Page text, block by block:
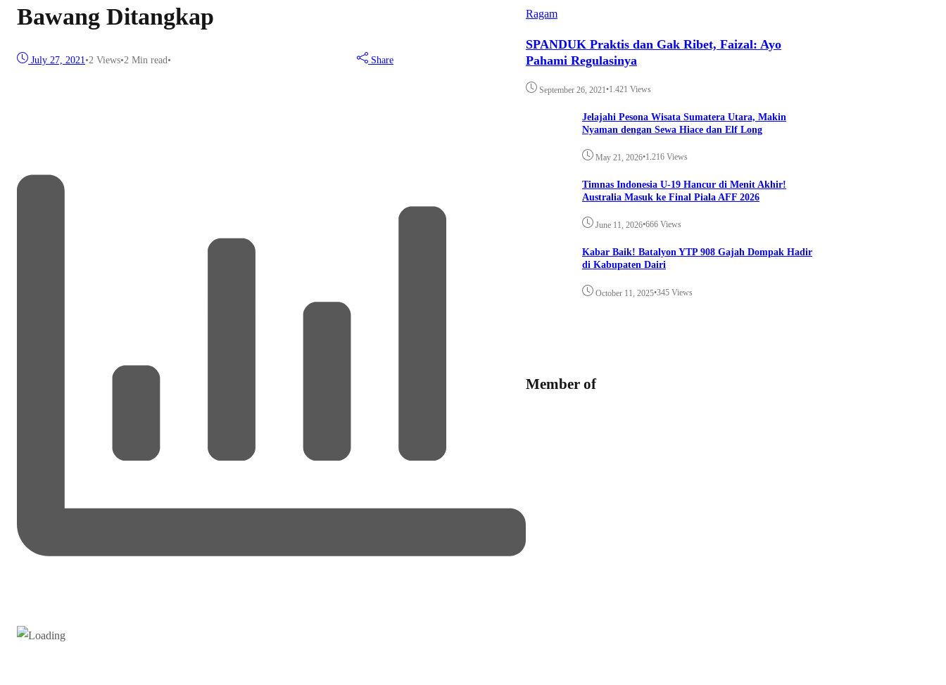
Bawang Ditangkap
July 27, 2021•2 Views•2 Min read• Share
Ragam
SPANDUK Praktis dan Gak Ribet, Faizal: Ayo
Pahami Regulasinya
September 26, 2021•1.421 Views
Jelajahi Pesona Wisata Sumatera Utara, Makin
Nyaman dengan Sewa Hiace dan Elf Long
May 21, 2026•1.216 Views
Timnas Indonesia U-19 Hancur di Menit Akhir!
Australia Masuk ke Final Piala AFF 2026
June 11, 2026•666 Views
Kabar Baik! Batalyon YTP 908 Gajah Dompak Hadir
di Kabupaten Dairi
October 11, 2025•345 Views
Member of